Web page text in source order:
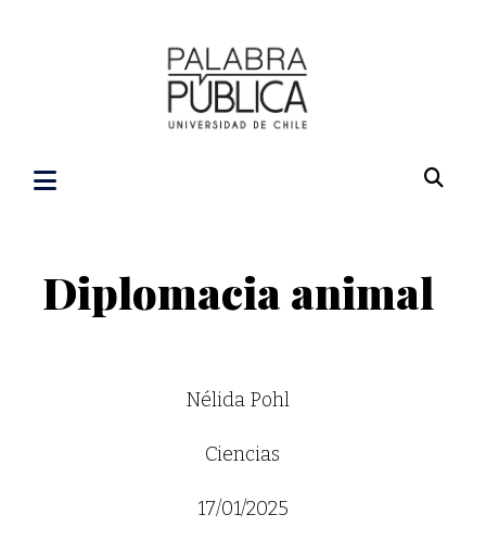
Diplomacia animal
Nélida Pohl
Ciencias
17/01/2025